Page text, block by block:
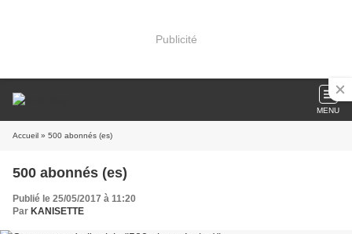
Publicité
MENU
Accueil » 500 abonnés (es)
500 abonnés (es)
Publié le 25/05/2017 à 11:20
Par KANISETTE